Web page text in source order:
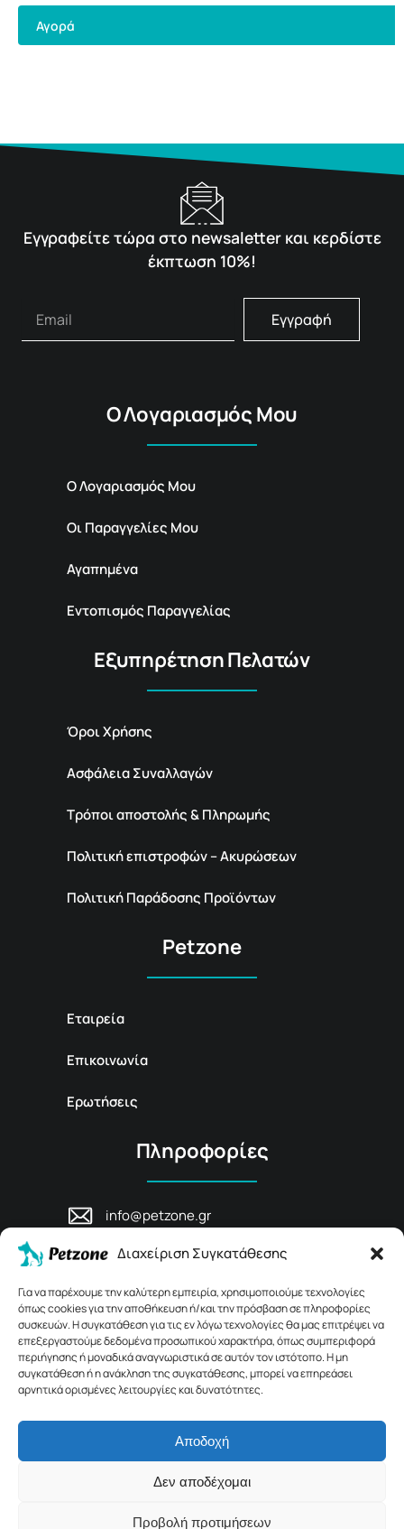
Διαχείριση Συγκατάθεσης
Για να παρέχουμε την καλύτερη εμπειρία, χρησιμοποιούμε τεχνολογίες
όπως cookies για την αποθήκευση ή/και την πρόσβαση σε πληροφορίες
συσκευών. Η συγκατάθεση για τις εν λόγω τεχνολογίες θα μας επιτρέψει να
επεξεργαστούμε δεδομένα προσωπικού χαρακτήρα, όπως συμπεριφορά
περιήγησης ή μοναδικά αναγνωριστικά σε αυτόν τον ιστότοπο. Η μη
συγκατάθεση ή η ανάκληση της συγκατάθεσης, μπορεί να επηρεάσει
αρνητικά ορισμένες λειτουργίες και δυνατότητες.
Αποδοχή
Δεν αποδέχομαι
Προβολή προτιμήσεων
Αγορά
Εγγραφείτε τώρα στο newsaletter και κερδίστε
έκπτωση 10%!
Εγγραφή
Ο Λογαριασμός Μου
Ο Λογαριασμός Μου
Οι Παραγγελίες Μου
Αγαπημένα
Εντοπισμός Παραγγελίας
Εξυπηρέτηση Πελατών
Όροι Χρήσης
Ασφάλεια Συναλλαγών
Τρόποι αποστολής & Πληρωμής
Πολιτική επιστροφών – Ακυρώσεων
Πολιτική Παράδοσης Προϊόντων
Petzone
Εταιρεία
Επικοινωνία
Ερωτήσεις
Πληροφορίες
info@petzone.gr
Ρέθυμνο, Κρήτη
© 2026 Petzone.gr – All Rights Reserved.
Crafted with ♡ by
Solvit I.T. Solutions & Consulting